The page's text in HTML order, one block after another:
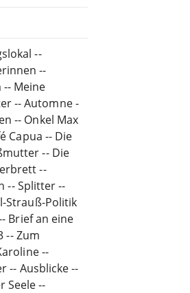
--
--
Meine
-- Automne -
-- Onkel Max
Capua -- Die
-- Die
--
-- Splitter --
Strauß-Politik
Brief an eine
-- Zum
--
-- Ausblicke --
Seele --